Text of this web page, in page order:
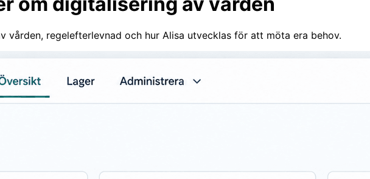
vården, regelefterlevnad och hur Alisa utvecklas för att möta era behov.